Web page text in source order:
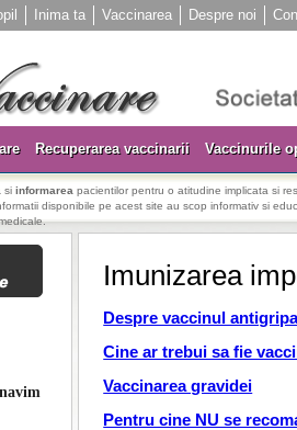
Inima ta Vaccinarea Despre noi
Recuperarea vaccinarii Vaccinurile
si informarea pacientilor pentru o atitudine implicata si
disponibile pe acest site au scop informativ si
Imunizarea
Despre vaccinul
Cine ar trebui sa fie
Vaccinarea gravidei
Pentru cine NU se